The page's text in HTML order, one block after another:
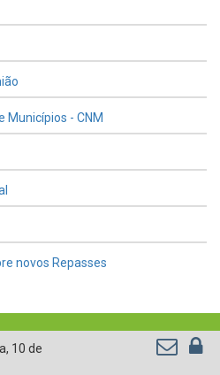
Municípios - CNM
novos Repasses
, 10 de